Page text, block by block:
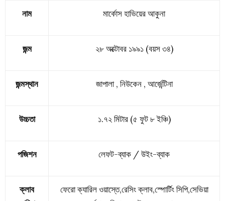
নাম মার্কোস হাভিয়ের আকুনা
জন্ম ২৮ অক্টোবর ১৯৯১ (বয়স ৩৪)
জন্মস্থান জাপালা , নিউকেন , আর্জেন্টিনা
উচ্চতা ১.৭২ মিটার (৫ ফুট ৮ ইঞ্চি)
পজিশন লেফট-ব্যাক / উইং-ব্যাক
ক্লাব
ফেরো ক্যারিল ওয়াস্তে,রেসিং ক্লাব,স্পোর্টিং সিপি,সেভিয়া